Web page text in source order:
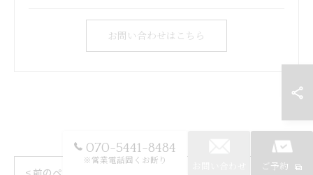
お問い合わせはこちら
< 前のページ 次のページ >
070-5441-8484
※営業電話固くお断り
ご予約